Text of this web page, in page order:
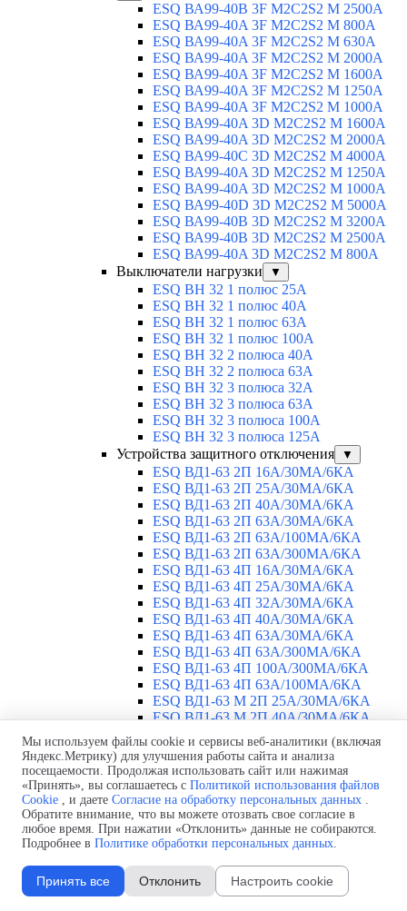
ESQ ВА99-40B 3F M2C2S2 M 2500A
ESQ ВА99-40A 3F M2C2S2 М 800A
ESQ ВА99-40A 3F M2C2S2 М 630A
ESQ ВА99-40A 3F M2C2S2 М 2000A
ESQ ВА99-40A 3F M2C2S2 М 1600A
ESQ ВА99-40A 3F M2C2S2 М 1250A
ESQ ВА99-40A 3F M2C2S2 М 1000A
ESQ ВА99-40A 3D M2C2S2 M 1600A
ESQ ВА99-40A 3D M2C2S2 M 2000A
ESQ ВА99-40C 3D M2C2S2 M 4000A
ESQ ВА99-40A 3D M2C2S2 M 1250A
ESQ ВА99-40A 3D M2C2S2 M 1000A
ESQ ВА99-40D 3D M2C2S2 M 5000A
ESQ ВА99-40B 3D M2C2S2 M 3200A
ESQ ВА99-40B 3D M2C2S2 M 2500A
ESQ ВА99-40A 3D M2C2S2 M 800A
Выключатели нагрузки
▼
ESQ ВН 32 1 полюс 25А
ESQ ВН 32 1 полюс 40А
ESQ ВН 32 1 полюс 63А
ESQ ВН 32 1 полюс 100A
ESQ ВН 32 2 полюса 40А
ESQ ВН 32 2 полюса 63А
ESQ ВН 32 3 полюса 32А
ESQ ВН 32 3 полюса 63А
ESQ ВН 32 3 полюса 100А
ESQ ВН 32 3 полюса 125А
Устройства защитного отключения
▼
ESQ ВД1-63 2П 16А/30МА/6КА
ESQ ВД1-63 2П 25А/30МА/6КА
ESQ ВД1-63 2П 40А/30МА/6КА
ESQ ВД1-63 2П 63А/30МА/6КА
ESQ ВД1-63 2П 63А/100МА/6КА
ESQ ВД1-63 2П 63А/300МА/6КА
ESQ ВД1-63 4П 16А/30МА/6КА
ESQ ВД1-63 4П 25А/30МА/6КА
ESQ ВД1-63 4П 32А/30МА/6КА
ESQ ВД1-63 4П 40А/30МА/6КА
ESQ ВД1-63 4П 63А/30МА/6КА
ESQ ВД1-63 4П 63А/300МА/6КА
ESQ ВД1-63 4П 100А/300МА/6КА
ESQ ВД1-63 4П 63А/100MA/6КА
ESQ ВД1-63 M 2П 25А/30МА/6КА
ESQ ВД1-63 M 2П 40А/30МА/6КА
ESQ ВД1-63 M 2П 63А/300МА/6КА
Автоматические выключатели ▼
ESQ ВА 47-29 1П 2А
ESQ ВА 47-29 1П 3А
ESQ ВА 47-29 1П 4А
ESQ ВА 47-29 1П 6А
ESQ ВА 47-29 1П 10А
ESQ ВА 47-29 1П 16А
ESQ ВА 47-29 1П 20А
ESQ ВА 47-29 1П 25А
ESQ ВА 47-29 1П 32А
Мы используем файлы cookie и сервисы веб-аналитики (включая
Яндекс.Метрику) для улучшения работы сайта и анализа
посещаемости. Продолжая использовать сайт или нажимая
«Принять», вы соглашаетесь с Политикой использования файлов
Cookie , и даете Согласие на обработку персональных данных .
Обратите внимание, что вы можете отозвать свое согласие в
любое время. При нажатии «Отклонить» данные не собираются.
Подробнее в Политике обработки персональных данных.
Принять все Отклонить Настроить cookie